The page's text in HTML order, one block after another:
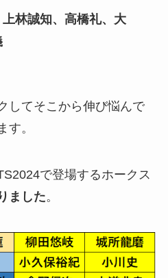
林誠知、高橋礼、大
してそこから伸び悩んで
す。
で登場するホークス
ました。